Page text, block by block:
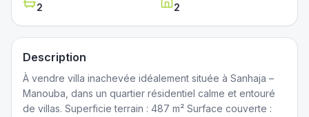
2 2
Description
À vendre villa inachevée idéalement située à Sanhaja –
Manouba, dans un quartier résidentiel calme et entouré
de villas. Superficie terrain : 487 m² Surface couverte :